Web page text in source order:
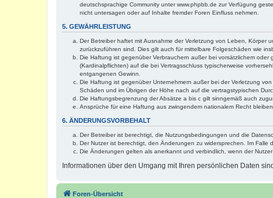
deutschsprachige Community unter www.phpbb.de zur Verfügung
nicht untersagen oder auf Inhalte fremder Foren Einfluss nehmen.
5. GEWÄHRLEISTUNG
Der Betreiber haftet mit Ausnahme der Verletzung von Leben, Körper
zurückzuführen sind. Dies gilt auch für mittelbare Folgeschäden wie
Die Haftung ist gegenüber Verbrauchern außer bei vorsätzlichem
(Kardinalpflichten) auf die bei Vertragsschluss typischerweise
entgangenen Gewinn.
Die Haftung ist gegenüber Unternehmern außer bei der Verletzung
Schäden und im Übrigen der Höhe nach auf die vertragstypischen
Die Haftungsbegrenzung der Absätze a bis c gilt sinngemäß auch
Ansprüche für eine Haftung aus zwingendem nationalem Recht
6. ÄNDERUNGSVORBEHALT
Der Betreiber ist berechtigt, die Nutzungsbedingungen und die
Der Nutzer ist berechtigt, den Änderungen zu widersprechen. Im Falle
Die Änderungen gelten als anerkannt und verbindlich, wenn der
Informationen über den Umgang mit Ihren persönlichen Daten
Foren-Übersicht